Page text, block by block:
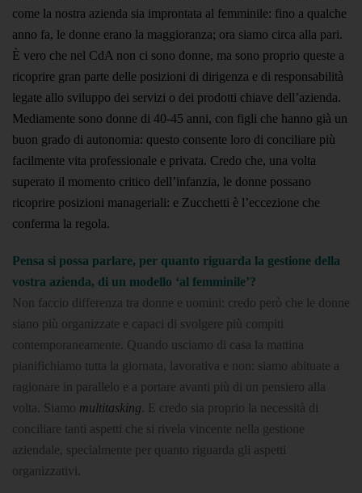
come la nostra azienda sia improntata al femminile: fino a qualche
anno fa, le donne erano la maggioranza; ora siamo circa alla pari.
È vero che nel CdA non ci sono donne, ma sono proprio queste a
ricoprire gran parte delle posizioni di dirigenza e di responsabilità
legate allo sviluppo dei servizi o dei prodotti chiave dell’azienda.
Mediamente sono donne di 40-45 anni, con figli che hanno già un
buon grado di autonomia: questo consente loro di conciliare più
facilmente vita professionale e privata. Credo che, una volta
superato il momento critico dell’infanzia, le donne possano
ricoprire posizioni manageriali: e Zucchetti è l’eccezione che
conferma la regola.
Pensa si possa parlare, per quanto riguarda la gestione della
vostra azienda, di un modello ‘al femminile’?
Non faccio differenza tra donne e uomini: credo però che le donne
siano più organizzate e capaci di svolgere più compiti
contemporaneamente. Quando usciamo di casa la mattina
pianifichiamo tutta la giornata, lavorativa e non: siamo abituate a
ragionare in parallelo e a portare avanti più di un pensiero alla
volta. Siamo multitasking . E credo sia proprio la necessità di
conciliare tanti aspetti che si rivela vincente nella gestione
aziendale, specialmente per quanto riguarda gli aspetti
organizzativi.